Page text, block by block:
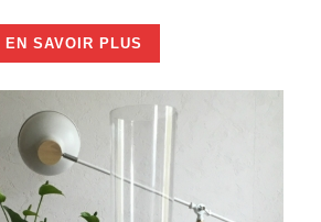
EN SAVOIR PLUS